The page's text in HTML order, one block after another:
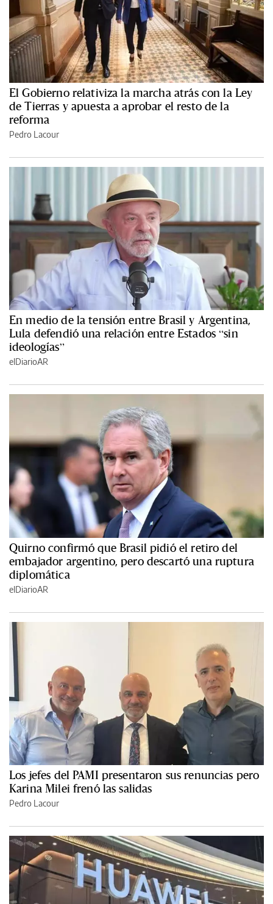
El Gobierno relativiza la marcha atrás con la Ley
de Tierras y apuesta a aprobar el resto de la
reforma
Pedro Lacour
En medio de la tensión entre Brasil y Argentina,
Lula defendió una relación entre Estados “sin
ideologías”
elDiarioAR
Quirno confirmó que Brasil pidió el retiro del
embajador argentino, pero descartó una ruptura
diplomática
elDiarioAR
Los jefes del PAMI presentaron sus renuncias pero
Karina Milei frenó las salidas
Pedro Lacour